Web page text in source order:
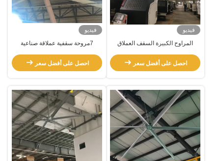
فيديو
المراوح الكبيرة السقف العملاق
380ac 1.5kw المحرك
احصل على أفضل سعر
فيديو
7مروحة سقفية عملاقة صناعية
احصل على أفضل سعر